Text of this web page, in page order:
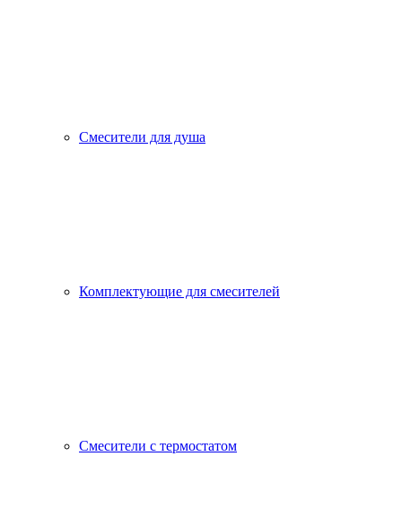
Смесители для душа
Комплектующие для смесителей
Смесители с термостатом